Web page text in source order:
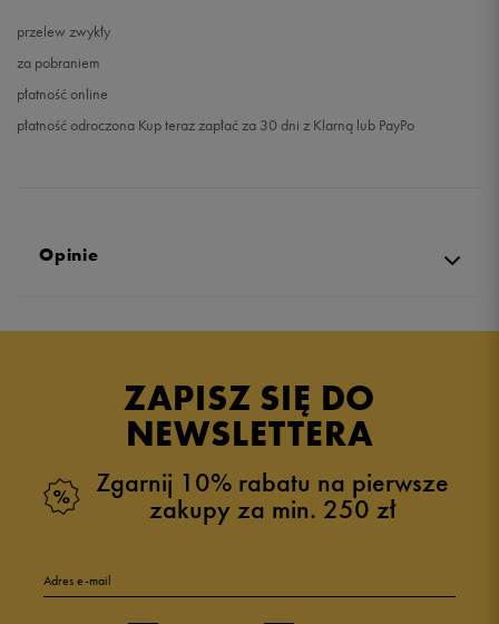
przelew zwykły
za pobraniem
płatność online
płatność odroczona Kup teraz zapłać za 30 dni z Klarną lub PayPo
Opinie
ZAPISZ SIĘ DO
NEWSLETTERA
Zgarnij 10% rabatu na pierwsze
zakupy za min. 250 zł
Adres e-mail